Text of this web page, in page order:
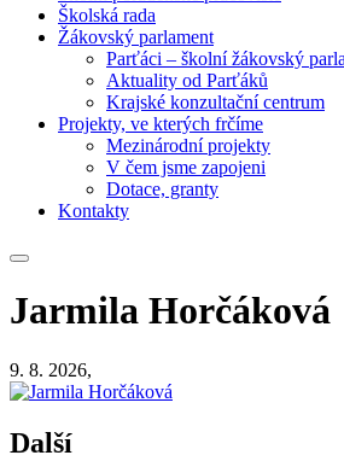
Školská rada
Žákovský parlament
Parťáci – školní žákovský
Aktuality od Parťáků
Krajské konzultační centrum
Projekty, ve kterých frčíme
Mezinárodní projekty
V čem jsme zapojeni
Dotace, granty
Kontakty
Jarmila Horčáková
9. 8. 2026,
Další